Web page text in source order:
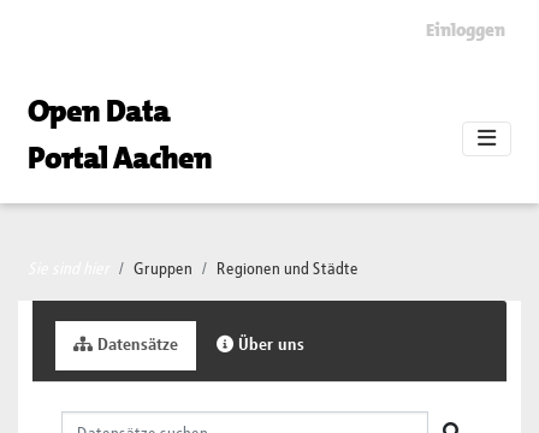
Einloggen
Open Data
Portal Aachen
Gruppen Regionen und Städte
Datensätze Über uns